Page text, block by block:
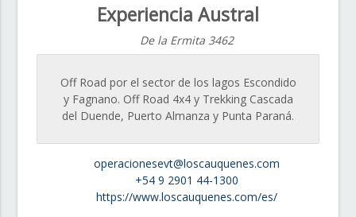
Experiencia Austral
De la Ermita 3462
Off Road por el sector de los lagos Escondido
y Fagnano. Off Road 4x4 y Trekking Cascada
del Duende, Puerto Almanza y Punta Paraná.
operacionesevt@loscauquenes.com
+54 9 2901 44-1300
https://www.loscauquenes.com/es/